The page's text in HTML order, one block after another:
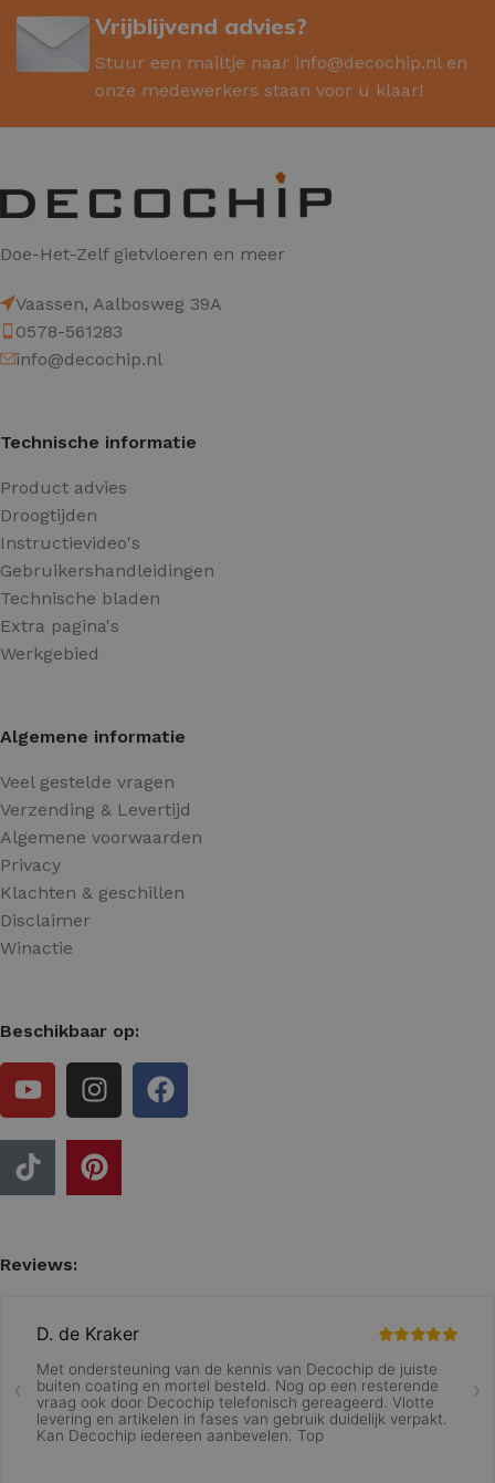
Vrijblijvend advies?
Stuur een mailtje naar info@decochip.nl en
onze medewerkers staan voor u klaar!
Doe-Het-Zelf gietvloeren en meer
Vaassen, Aalbosweg 39A
0578-561283
info@decochip.nl
Technische informatie
Product advies
Droogtijden
Instructievideo's
Gebruikershandleidingen
Technische bladen
Extra pagina's
Werkgebied
Algemene informatie
Veel gestelde vragen
Verzending & Levertijd
Algemene voorwaarden
Privacy
Klachten & geschillen
Disclaimer
Winactie
Beschikbaar op:
Reviews: